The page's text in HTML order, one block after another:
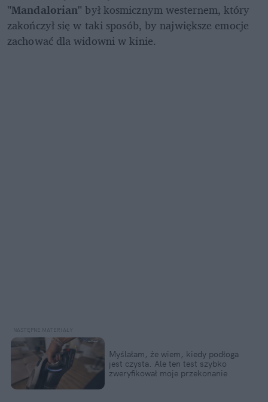
"Mandalorian" był kosmicznym westernem, który
zakończył się w taki sposób, by największe emocje
zachować dla widowni w kinie.
Myślałam, że wiem, kiedy podłoga
jest czysta. Ale ten test szybko
zweryfikował moje przekonanie